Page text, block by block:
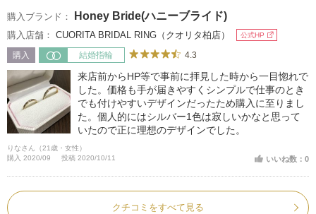
購入ブランド： Honey Bride(ハニーブライド)
購入店舗： CUORITA BRIDAL RING（クオリタ柏店） 公式HP
購入 結婚指輪 4.3
来店前からHP等で事前に拝見した時から一目惚れで
した。価格も手が届きやすくシンプルで仕事のとき
でも付けやすいデザインだったため購入に至りまし
た。個人的にはシルバー1色は寂しいかなと思って
いたので正に理想のデザインでした。
りなさん（21歳・女性）
購入 2020/09
投稿 2020/10/11 いいね数：0
クチコミをすべて見る